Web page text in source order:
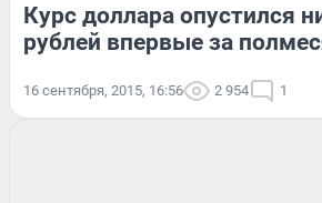
Курс доллара опустился
рублей впервые за
16 сентября, 2015, 16:56 2 954 1